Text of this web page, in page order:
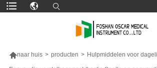
naar huis > producten > Hulpmiddelen voor